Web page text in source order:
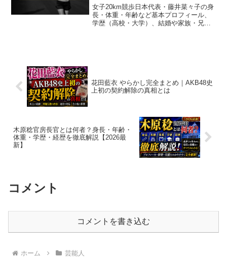
底解説【2025最新】
女子20km競歩日本代表・藤井菜々子の身
長・体重・年齢など基本プロフィール、
学歴（高校・大学）、結婚や家族・兄弟
花田藍衣 やらかし完全まとめ｜AKB48史
上初の契約解除の真相とは
木原稔官房長官とは何者？身長・年齢・
体重・学歴・経歴を徹底解説【2026最
新】
コメント
コメントを書き込む
ホーム 芸能人